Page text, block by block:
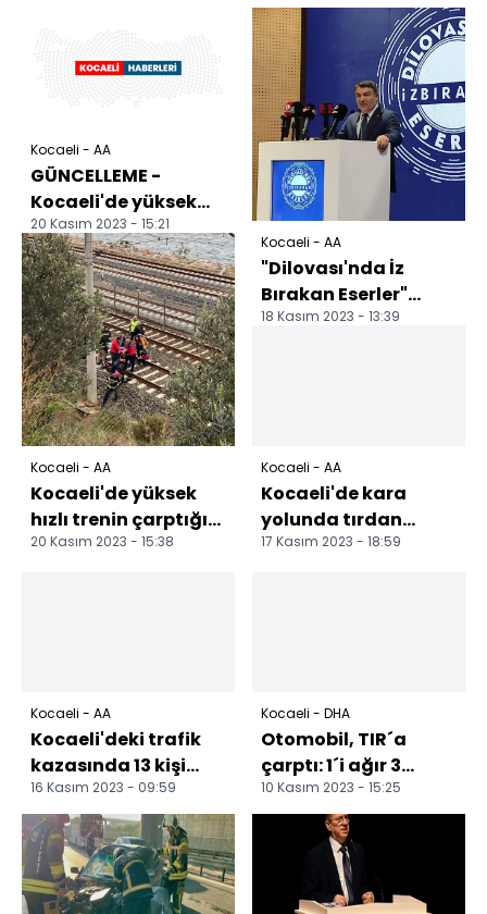
Kocaeli - AA
GÜNCELLEME -
Kocaeli'de yüksek
hızlı trenin çarptığı
kişi öldü
20 Kasım 2023 - 15:21
Kocaeli - AA
Kocaeli'de yüksek
hızlı trenin çarptığı
kişi ağır yaralandı
20 Kasım 2023 - 15:38
Kocaeli - AA
"Dilovası'nda İz
Bırakan Eserler"
toplantısı
18 Kasım 2023 - 13:39
Kocaeli - AA
Kocaeli'de kara
yolunda tırdan
düşen konteyner
17 Kasım 2023 - 18:59
Kocaeli - AA
Kocaeli'deki trafik
kazasında 13 kişi
yaralandı
16 Kasım 2023 - 09:59
Kocaeli - DHA
Otomobil, TIR´a
çarptı: 1´i ağır 3
yaralı
10 Kasım 2023 - 15:25